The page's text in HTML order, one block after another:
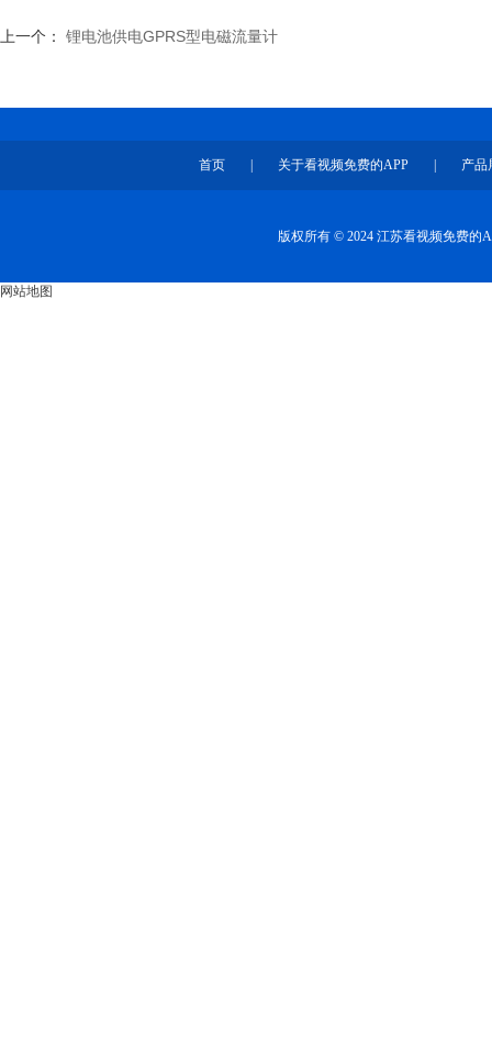
上一个： 锂电池供电GPRS型电磁流量计
首页 关于看视频免费的APP 产品
版权所有 © 2024 江苏看视频免费的
网站地图